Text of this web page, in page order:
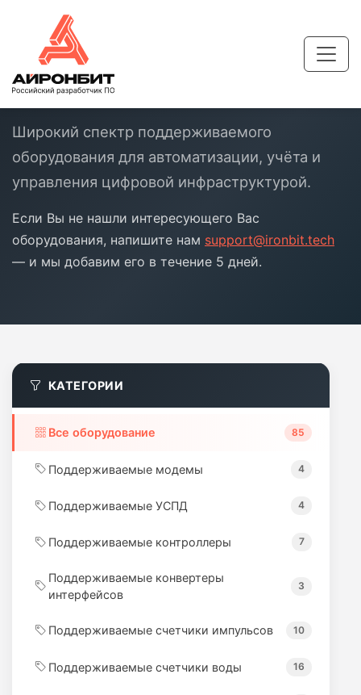
КАТАЛОГ
Оборудование
Широкий спектр поддерживаемого
оборудования для автоматизации, учёта и
управления цифровой инфраструктурой.
Если Вы не нашли интересующего Вас
оборудования, напишите нам support@ironbit.tech
— и мы добавим его в течение 5 дней.
КАТЕГОРИИ
Все оборудование 85
Поддерживаемые модемы 4
Поддерживаемые УСПД 4
Поддерживаемые контроллеры 7
Поддерживаемые конвертеры
интерфейсов
3
Поддерживаемые счетчики импульсов 10
Поддерживаемые счетчики воды 16